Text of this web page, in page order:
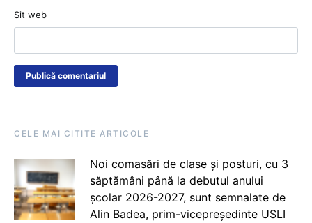
Sit web
CELE MAI CITITE ARTICOLE
Noi comasări de clase și posturi, cu 3
săptămâni până la debutul anului
școlar 2026-2027, sunt semnalate de
Alin Badea, prim-vicepreședinte USLI